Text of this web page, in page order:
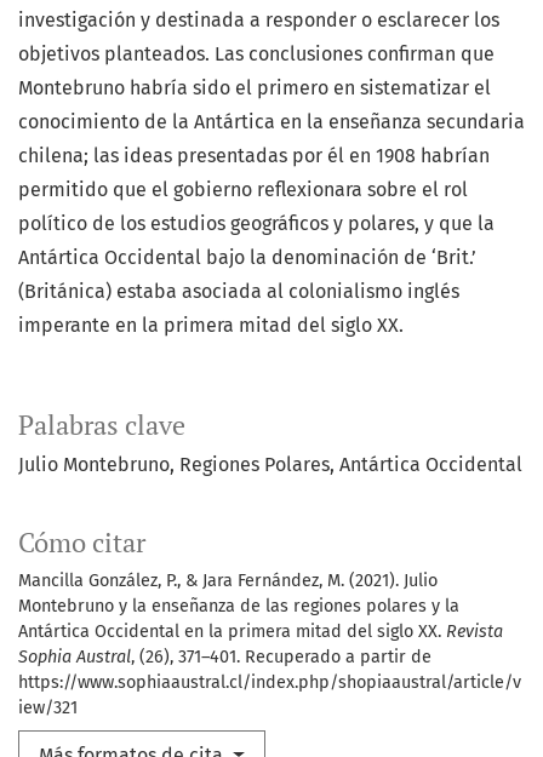
Palabras clave
Julio Montebruno Regiones Polares Antártica Occidental
Cómo citar
Mancilla González, P., & Jara Fernández, M. (2021). Julio
Montebruno y la enseñanza de las regiones polares y la
Antártica Occidental en la primera mitad del siglo XX. Revista
Sophia Austral, (26), 371–401. Recuperado a partir de
https://www.sophiaaustral.cl/index.php/shopiaaustral/article/v
iew/321
investigación y destinada a responder o esclarecer los
objetivos planteados. Las conclusiones confirman que
Montebruno habría sido el primero en sistematizar el
conocimiento de la Antártica en la enseñanza secundaria
chilena; las ideas presentadas por él en 1908 habrían
permitido que el gobierno reflexionara sobre el rol
político de los estudios geográficos y polares, y que la
Antártica Occidental bajo la denominación de ‘Brit.’
(Británica) estaba asociada al colonialismo inglés
imperante en la primera mitad del siglo XX.